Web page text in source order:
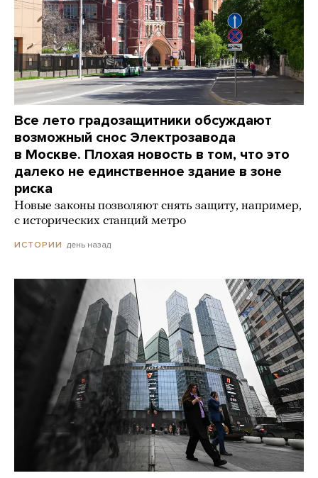
Все лето градозащитники обсуждают
возможный снос Электрозавода
в Москве. Плохая новость в том, что это
далеко не единственное здание в зоне
риска
Новые законы позволяют снять защиту, например,
с исторических станций метро
ИСТОРИИ день назад